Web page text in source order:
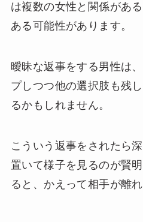
は複数の女性と関係があ
ある可能性があります。
曖昧な返事をする男性は
プしつつ他の選択肢も残
るかもしれません。
こういう返事をされたら
置いて様子を見るのが賢
ると、かえって相手が離れ